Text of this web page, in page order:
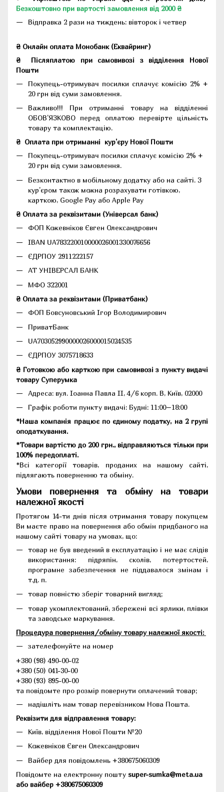
Безкоштовно при вартості замовлення від 2000 ₴
Відправка 2 рази на тиждень: вівторок і четвер
₴ Онлайн оплата Монобанк (Еквайринг)
₴
Післяплатою при самовивозі з відділення Нової
Пошти
Покупець-отримувач посилки сплачує комісію 2% +
20 грн від суми замовлення.
Важливо!!! При отриманні товару на відділенні
ОБОВ'ЯЗКОВО перед оплатою перевірте цільність
товару та комплектацію.
₴ Оплата при отриманні кур'єру Нової Пошти
Покупець-отримувач посилки сплачує комісію 2% +
20 грн від суми замовлення.
Безконтактно в мобільному додатку або на сайті. З
кур'єром також можна розрахувати готівкою,
карткою, Google Pay або Apple Pay
₴ Оплата за реквізитами (Універсал банк)
ФОП Кожевніков Євген Олександрович
IBAN UA783220010000026001330076656
ЄДРПОУ 2911222157
АТ УНІВЕРСАЛ БАНК
МФО 322001
₴ Оплата за реквізитами (Приватбанк)
ФОП Бовсуновський Ігор Володимирович
ПриватБанк
UA703052990000026000015024535
ЄДРПОУ 3075718633
₴ Готовкою або карткою при самовивозі з пункту видачі
товару Суперумка
Адреса: вул. Іоанна Павла II, 4/6 корп. В, Київ, 02000
Графік роботи пункту видачі: Будні: 11:00–18:00
*Наша компанія працює по єдиному податку, на 2 групі
оподаткування.
*Товари вартістю до 200 грн., відправляються тільки при
100% передоплаті.
*Всі категорії товарів, проданих на нашому сайті,
підлягають поверненню та обміну.
Умови повернення та обміну на товари
належної якості
Протягом 14-ти днів після отримання товару покупцем
Ви маєте право на повернення або обмін придбаного на
нашому сайті товару на умовах, що:
товар не був введений в експлуатацію і не має слідів
використання: підряпін, сколів, потертостей,
програмне забезпечення не піддавалося змінам і
т.д. п.
товар повністю зберіг товарний вигляд;
товар укомплектований, збережені всі ярлики, плівки
та заводське маркування.
Процедура повернення/обміну товару належної якості:
зателефонуйте на номер
+380 (98) 490-00-02
+380 (50) 041-30-00
+380 (93) 895-00-00
та повідомте про розмір повернути оплачений товар;
надішліть нам товар перевізником Нова Пошта.
Реквізити для відправлення товару:
Київ, відділення Нової Пошти №20
Кожевніков Євген Олександрович
Вайбер для повідомлень +380675060309
Повідомте на електронну пошту super-sumka@meta.ua
або вайбер +380675060309